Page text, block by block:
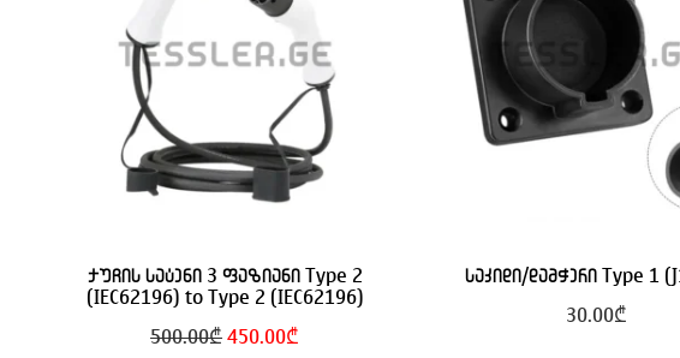
ქუჩის სატენი 3 ფაზიანი Type 2
(IEC62196) to Type 2 (IEC62196)
500.00₾ Original
450.00₾
საკიდი/დამჭერი Type 1
30.00₾